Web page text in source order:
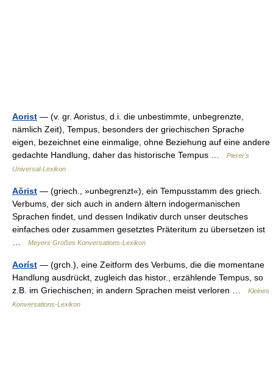
Aorist — (v. gr. Aoristus, d.i. die unbestimmte, unbegrenzte,
nämlich Zeit), Tempus, besonders der griechischen Sprache
eigen, bezeichnet eine einmalige, ohne Beziehung auf eine andere
gedachte Handlung, daher das historische Tempus …
Pierer's
Universal-Lexikon
Aŏrist — (griech., »unbegrenzt«), ein Tempusstamm des griech.
Verbums, der sich auch in andern ältern indogermanischen
Sprachen findet, und dessen Indikativ durch unser deutsches
einfaches oder zusammen gesetztes Präteritum zu übersetzen ist
Meyers Großes Konversations-Lexikon
Aoríst — (grch.), eine Zeitform des Verbums, die die momentane
Handlung ausdrückt, zugleich das histor., erzählende Tempus, so
z.B. im Griechischen; in andern Sprachen meist verloren …
Kleines
Konversations-Lexikon